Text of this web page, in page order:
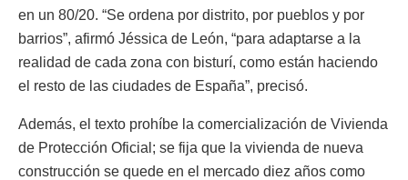
en un 80/20. “Se ordena por distrito, por pueblos y por
barrios”, afirmó Jéssica de León, “para adaptarse a la
realidad de cada zona con bisturí, como están haciendo
el resto de las ciudades de España”, precisó.
Además, el texto prohíbe la comercialización de Vivienda
de Protección Oficial; se fija que la vivienda de nueva
construcción se quede en el mercado diez años como